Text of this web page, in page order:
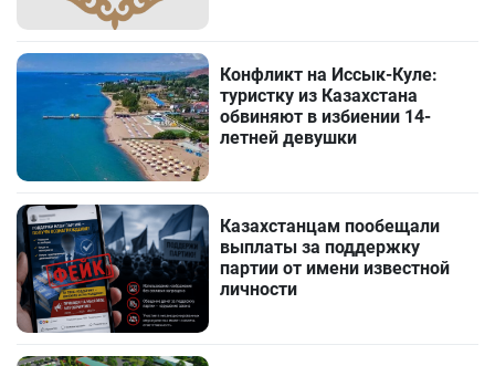
Конфликт на Иссык-Куле:
туристку из Казахстана
обвиняют в избиении 14-
летней девушки
Казахстанцам пообещали
выплаты за поддержку
партии от имени известной
личности